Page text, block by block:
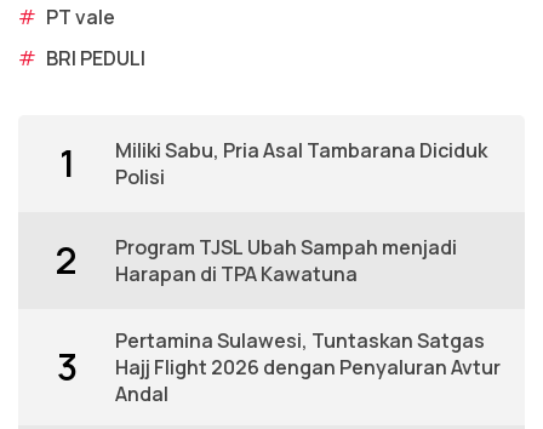
# PT vale
# BRI PEDULI
1
Miliki Sabu, Pria Asal Tambarana Diciduk
Polisi
2
Program TJSL Ubah Sampah menjadi
Harapan di TPA Kawatuna
3
Pertamina Sulawesi, Tuntaskan Satgas
Hajj Flight 2026 dengan Penyaluran Avtur
Andal